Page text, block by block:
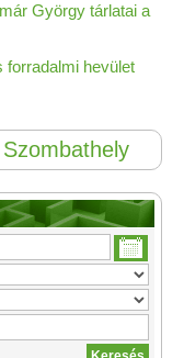
György tárlatai a
forradalmi hevület
Szombathely